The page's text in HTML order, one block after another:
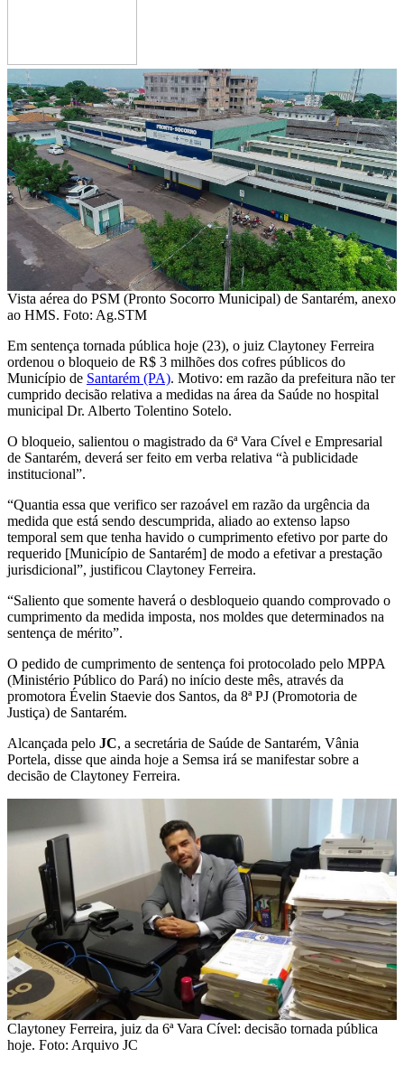
Vista aérea do PSM (Pronto Socorro Municipal) de Santarém, anexo
ao HMS. Foto: Ag.STM
Em sentença tornada pública hoje (23), o juiz Claytoney Ferreira
ordenou o bloqueio de R$ 3 milhões dos cofres públicos do
Município de Santarém (PA). Motivo: em razão da prefeitura não ter
cumprido decisão relativa a medidas na área da Saúde no hospital
municipal Dr. Alberto Tolentino Sotelo.
O bloqueio, salientou o magistrado da 6ª Vara Cível e Empresarial
de Santarém, deverá ser feito em verba relativa “à publicidade
institucional”.
“Quantia essa que verifico ser razoável em razão da urgência da
medida que está sendo descumprida, aliado ao extenso lapso
temporal sem que tenha havido o cumprimento efetivo por parte do
requerido [Município de Santarém] de modo a efetivar a prestação
jurisdicional”, justificou Claytoney Ferreira.
“Saliento que somente haverá o desbloqueio quando comprovado o
cumprimento da medida imposta, nos moldes que determinados na
sentença de mérito”.
O pedido de cumprimento de sentença foi protocolado pelo MPPA
(Ministério Público do Pará) no início deste mês, através da
promotora Évelin Staevie dos Santos, da 8ª PJ (Promotoria de
Justiça) de Santarém.
Alcançada pelo JC, a secretária de Saúde de Santarém, Vânia
Portela, disse que ainda hoje a Semsa irá se manifestar sobre a
decisão de Claytoney Ferreira.
Claytoney Ferreira, juiz da 6ª Vara Cível: decisão tornada pública
hoje. Foto: Arquivo JC